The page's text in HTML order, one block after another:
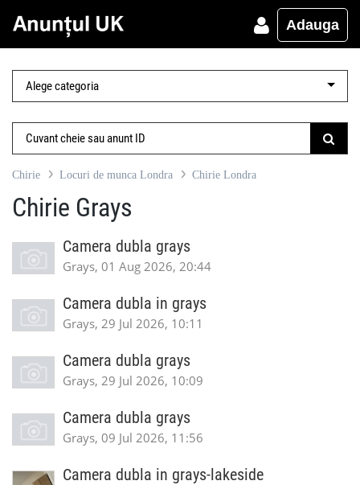
Adauga
Chirie Locuri de munca Londra Chirie Londra
Chirie Grays
Camera dubla grays
Grays, 01 Aug 2026, 20:44
Camera dubla in grays
Grays, 29 Jul 2026, 10:11
Camera dubla grays
Grays, 29 Jul 2026, 10:09
Camera dubla grays
Grays, 09 Jul 2026, 11:56
Camera dubla in grays-lakeside